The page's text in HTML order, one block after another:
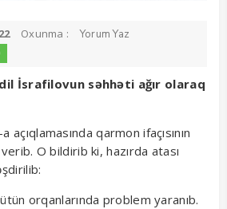
Oxunma : Yorum Yaz
İsrafilovun səhhəti ağır olaraq
açıqlamasında qarmon ifaçısının
O bildirib ki, hazırda atası
orqanlarında problem yaranıb.